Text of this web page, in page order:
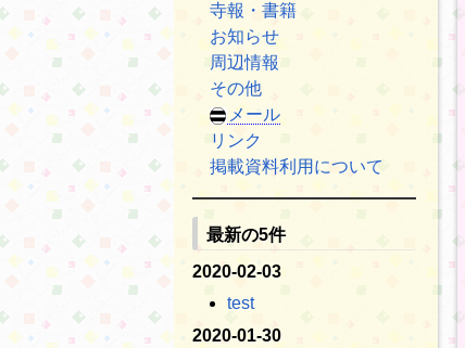
寺報・書籍
お知らせ
周辺情報
その他
メール
リンク
掲載資料利用について
最新の5件
2020-02-03
test
2020-01-30